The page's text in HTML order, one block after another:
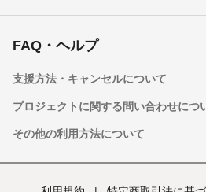
FAQ・ヘルプ
支援方法・キャンセルについて
プロジェクトに関する問い合わせにつ
その他の利用方法について